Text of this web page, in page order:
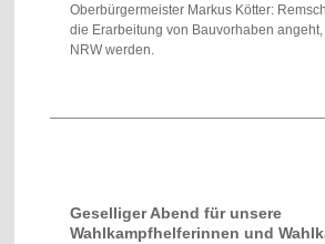
Oberbürgermeister Markus Kötter:
die Erarbeitung von Bauvorhaben
NRW werden.
Geselliger Abend für unsere
Wahlkampfhelferinnen und